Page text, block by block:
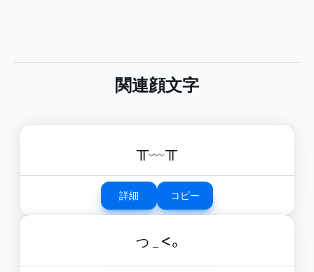
関連顔文字
╥﹏╥
詳細 コピー
っ ̫ <｡